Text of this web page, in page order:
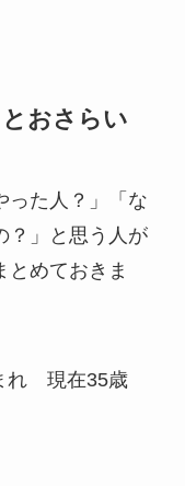
おさらい
った人？」「な
？」と思う人が
とめておきま
れ 現在35歳